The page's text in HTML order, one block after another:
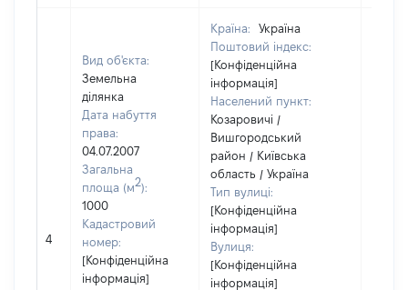
4
Вид об'єкта:
Земельна
ділянка
Дата набуття
права:
04.07.2007
Загальна
площа (м2):
1000
Кадастровий
номер:
[Конфіденційна
інформація]
Країна:
Україна
Поштовий індекс:
[Конфіденційна
інформація]
Населений пункт:
Козаровичі /
Вишгородський
район / Київська
область / Україна
Тип вулиці:
[Конфіденційна
інформація]
Вулиця:
[Конфіденційна
інформація]